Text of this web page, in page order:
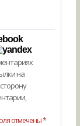
на
отмечены *